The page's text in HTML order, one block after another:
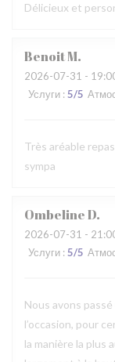
Délicieux et
BenoitM
2026-07-31 -
Услуги : 5/5
Très aréable
sympa
OmbelineD
2026-07-31 -
Услуги : 5/5
Nous avons
l’occasion, pour
la manière la plus